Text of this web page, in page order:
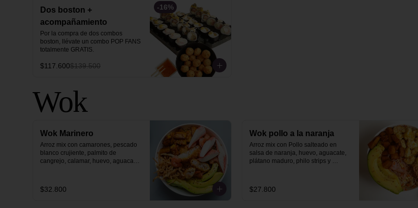
-16%
Dos boston +
acompañamiento
Por la compra de dos combos
boston, llévate un combo POP FANS
totalmente GRATIS.
$117.600$139.500
Wok
Wok Marinero
Arroz mix con camarones, pescado
blanco crujiente, palmito de
cangrejo, calamar, huevo, aguacate,
$32.800
Wok pollo a la naranja
Arroz mix con Pollo salteado en
salsa de naranja, huevo, aguacate,
plátano maduro, philo strips y
$27.800